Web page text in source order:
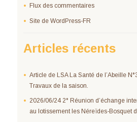
Flux des commentaires
Site de WordPress-FR
Articles récents
Article de LSA La Santé de l’Abeille
Travaux de la saison.
2026/06/24 2° Réunion d’échange
au lotissement les Néreïdes-Bosquet